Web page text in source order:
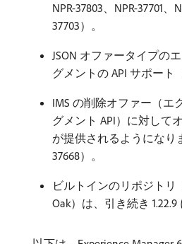
NPR-37803、NPR-37701、
37703）。
JSON オファータイプの
グメントの API サポート
IMS の削除オファー（エ
グメント API）に対して
が提供されるようになり
37668）。
ビルトインのリポジトリ
Oak）は、引き続き 1.22.9